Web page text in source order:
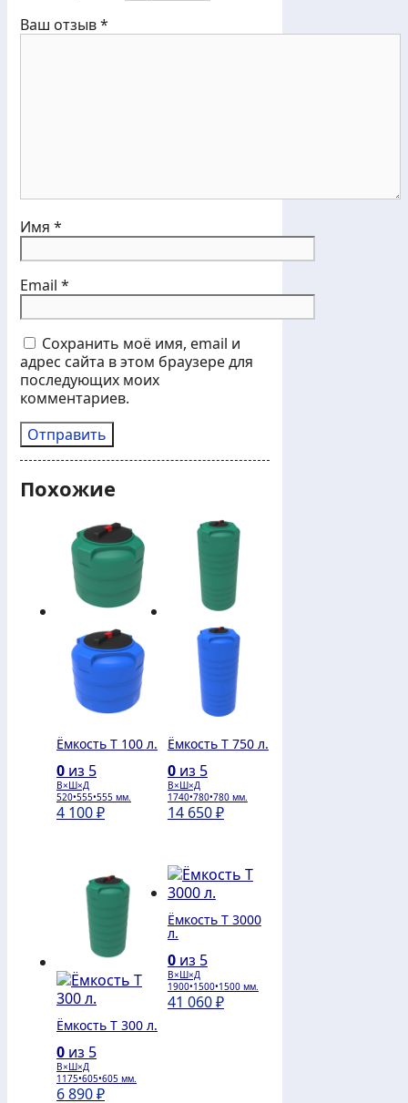
Ваш отзыв*
Имя *
Email *
Сохранить моё имя, email и
адрес сайта в этом браузере для
последующих моих
комментариев.
Похожие
Ёмкость T 100 л.
0 из 5
В×Ш×Д
520•555•555 мм.
4 100₽
Ёмкость T 750 л.
0из 5
В×Ш×Д
1740•780•780 мм.
14 650₽
Ёмкость T 300 л.
0 из 5
В×Ш×Д
1175•605•605 мм.
6 890₽
Ёмкость T 3000
л.
0из 5
В×Ш×Д
1900•1500•1500 мм.
41 060₽